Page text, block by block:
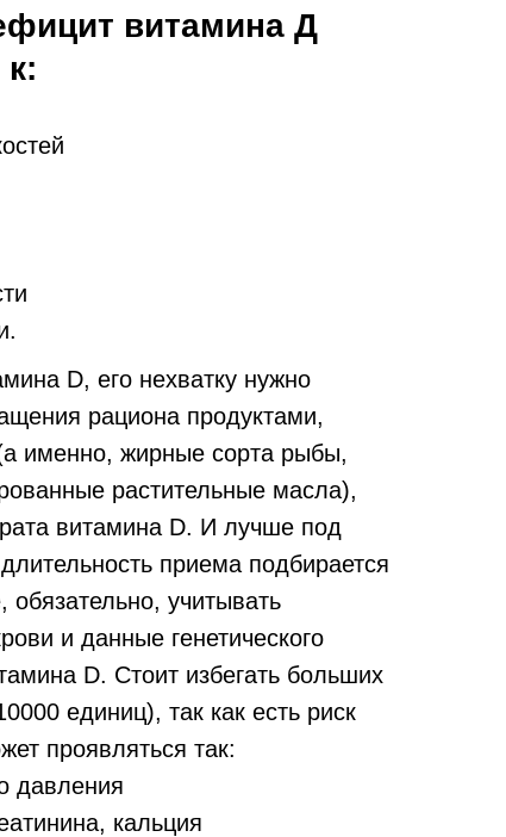
витамина Д
D, его нехватку нужно
рациона продуктами,
именно, жирные сорта рыбы,
растительные масла),
витамина D. И лучше под
приема подбирается
учитывать
и данные генетического
D. Стоит избегать больших
единиц), так как есть риск
проявляться так:
давления
кальция